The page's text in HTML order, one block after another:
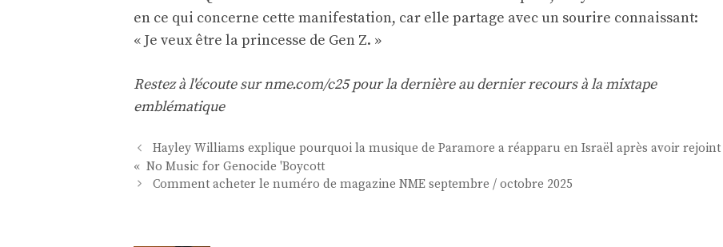
en ce qui concerne cette manifestation, car elle partage avec un sourire connaissant:
« Je veux être la princesse de Gen Z. »
Restez à l'écoute sur nme.com/c25 pour la dernière au dernier recours à la mixtape
emblématique
Navigation
des
articles
Hayley Williams explique pourquoi la musique de Paramore a réapparu en Israël après avoir rejoint
« No Music for Genocide 'Boycott
Comment acheter le numéro de magazine NME septembre / octobre 2025